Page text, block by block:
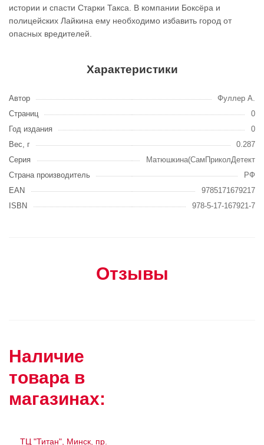
истории и спасти Старки Такса. В компании Боксёра и
полицейских Лайкина ему необходимо избавить город от
опасных вредителей.
Характеристики
Автор
Фуллер А.
Страниц
0
Год издания
0
Вес, г
0.287
Серия
Матюшкина(СамПриколДетект
Страна производитель
РФ
EAN
9785171679217
ISBN
978-5-17-167921-7
Отзывы
Наличие
товара в
магазинах:
ТЦ "Титан", Минск, пр.